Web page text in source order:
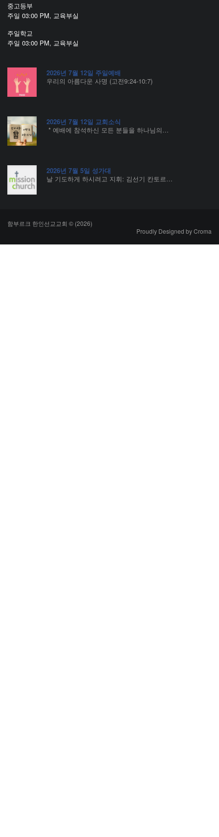
중고등부
주일 03:00 PM, 교육부실
주일학교
주일 03:00 PM, 교육부실
2026년 7월 12일 주일예배
우리의 아름다운 사명 (고전9:24-10:7)
2026년 7월 12일 교회소식
* 예배에 참석하신 모든 분들을 하나님의…
2026년 7월 5일 성가대
날 기도하게 하시려고 지휘: 김선기 칸토르…
함부르크 한인선교교회 © (2026)
Proudly Designed byCroma